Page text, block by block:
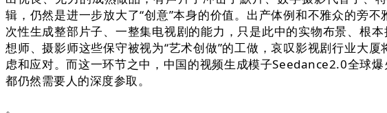
辑，仍然是进一步放大了“创意”本身的价值。出产体例和不雅众的旁
次性生成整部片子、一整集电视剧的能力，只是此中的实物布景、根
想师、摄影师这些保守被视为“艺术创做”的工做，哀叹影视剧行业大
虑和应对。而这一环节之中，中国的视频生成模子Seedance2.0全球
都仍然需要人的深度参取。
。